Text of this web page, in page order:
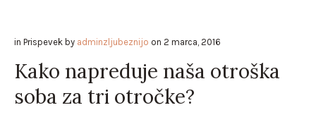
in Prispevek by adminzljubeznijo on 2 marca, 2016
Kako napreduje naša otroška
soba za tri otročke?